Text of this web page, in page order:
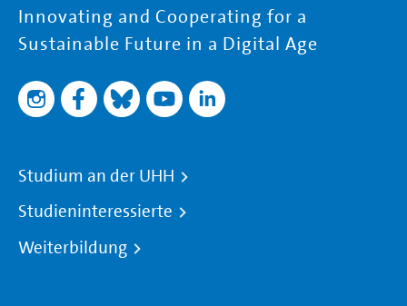
Innovating and Cooperating for a
Sustainable Future in a Digital Age
Studium an der UHH
Studieninteressierte
Weiterbildung